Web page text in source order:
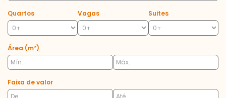
Quartos Vagas Suites
Área (m²)
Faixa de valor